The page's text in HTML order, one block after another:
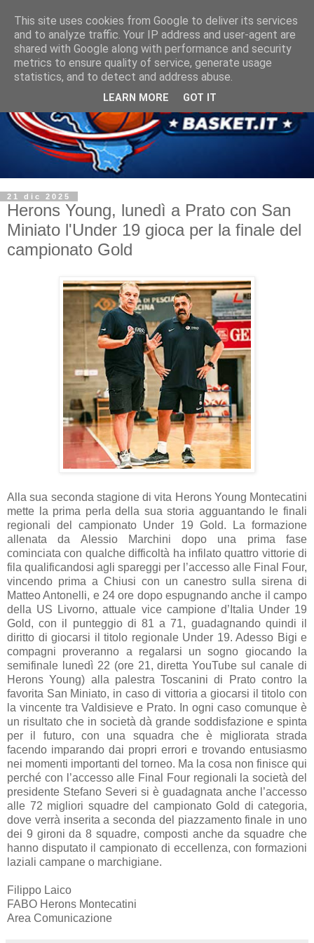
21 dic 2025
Herons Young, lunedì a Prato con San
Miniato l'Under 19 gioca per la finale del
campionato Gold
Alla sua seconda stagione di vita Herons Young Montecatini
mette la prima perla della sua storia agguantando le finali
regionali del campionato Under 19 Gold. La formazione
allenata da Alessio Marchini dopo una prima fase
cominciata con qualche difficoltà ha infilato quattro vittorie di
fila qualificandosi agli spareggi per l’accesso alle Final Four,
vincendo prima a Chiusi con un canestro sulla sirena di
Matteo Antonelli, e 24 ore dopo espugnando anche il campo
della US Livorno, attuale vice campione d’Italia Under 19
Gold, con il punteggio di 81 a 71, guadagnando quindi il
diritto di giocarsi il titolo regionale Under 19. Adesso Bigi e
compagni proveranno a regalarsi un sogno giocando la
semifinale lunedì 22 (ore 21, diretta YouTube sul canale di
Herons Young) alla palestra Toscanini di Prato contro la
favorita San Miniato, in caso di vittoria a giocarsi il titolo con
la vincente tra Valdisieve e Prato. In ogni caso comunque è
un risultato che in società dà grande soddisfazione e spinta
per il futuro, con una squadra che è migliorata strada
facendo imparando dai propri errori e trovando entusiasmo
nei momenti importanti del torneo. Ma la cosa non finisce qui
perché con l’accesso alle Final Four regionali la società del
presidente Stefano Severi si è guadagnata anche l’accesso
alle 72 migliori squadre del campionato Gold di categoria,
dove verrà inserita a seconda del piazzamento finale in uno
dei 9 gironi da 8 squadre, composti anche da squadre che
hanno disputato il campionato di eccellenza, con formazioni
laziali campane o marchigiane.
Filippo Laico
FABO Herons Montecatini
Area Comunicazione
This site uses cookies from Google to deliver its services
and to analyze traffic. Your IP address and user-agent are
shared with Google along with performance and security
metrics to ensure quality of service, generate usage
statistics, and to detect and address abuse.
LEARN MORE GOT IT